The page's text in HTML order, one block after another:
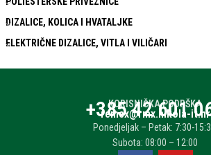
DIZALICE, KOLICA I HVATALJKE
ELEKTRIČNE DIZALICE, VITLA I VILIČARI
KORISNIČKA PODRŠKA
+385 42 601
remex@rmx.nikola-it.hr
Ponedjeljak – Petak: 7:30-
Subota: 08:00 – 12:00